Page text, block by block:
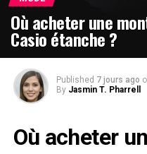
Où acheter une
Casio étanche ?
Published 7 jours ago
By Jasmin T. Pharrell
Où acheter